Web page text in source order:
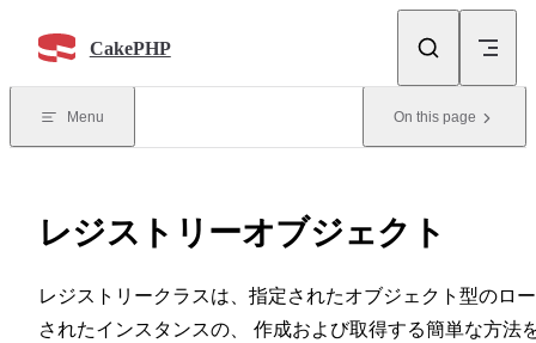
CakePHP
Menu On this page
レジストリーオブジェクト
レジストリークラスは、指定されたオブジェクト型のロ
されたインスタンスの、 作成および取得する簡単な方法